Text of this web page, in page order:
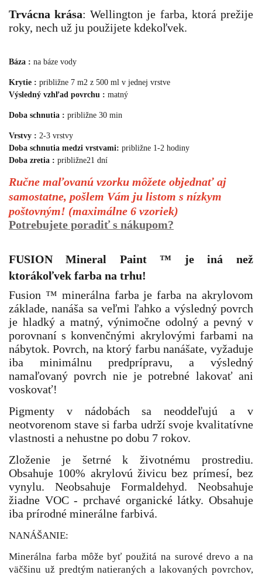
Trvácna krása: Wellington je farba, ktorá prežije
roky, nech už ju použijete kdekoľvek.
Báza : na báze vody
Krytie : približne 7 m2 z 500 ml v jednej vrstve
Výsledný vzhľad povrchu : matný
Doba schnutia : približne 30 min
Vrstvy : 2-3 vrstvy
Doba schnutia medzi vrstvami: približne 1-2 hodiny
Doba zretia : približne21 dní
Ručne maľovanú vzorku môžete objednať aj
samostatne, pošlem Vám ju listom s nízkym
poštovným! (maximálne 6 vzoriek)
Potrebujete poradiť s nákupom?
FUSION Mineral Paint™ je iná než
ktorákoľvek farba na trhu!
Fusion ™ minerálna farba je farba na akrylovom
základe, nanáša sa veľmi ľahko a výsledný povrch
je hladký a matný, výnimočne odolný a pevný v
porovnaní s konvenčnými akrylovými farbami na
nábytok. Povrch, na ktorý farbu nanášate, vyžaduje
iba minimálnu predprípravu, a výsledný
namaľovaný povrch nie je potrebné lakovať ani
voskovať!
Pigmenty v nádobách sa neoddeľujú a v
neotvorenom stave si farba udrží svoje kvalitatívne
vlastnosti a nehustne po dobu 7 rokov.
Zloženie je šetrné k životnému prostrediu.
Obsahuje 100% akrylovú živicu bez prímesí, bez
vynylu. Neobsahuje Formaldehyd. Neobsahuje
žiadne VOC - prchavé organické látky. Obsahuje
iba prírodné minerálne farbivá.
NANÁŠANIE:
Minerálna farba môže byť použitá na surové drevo a na
väčšinu už predtým natieraných a lakovaných povrchov,